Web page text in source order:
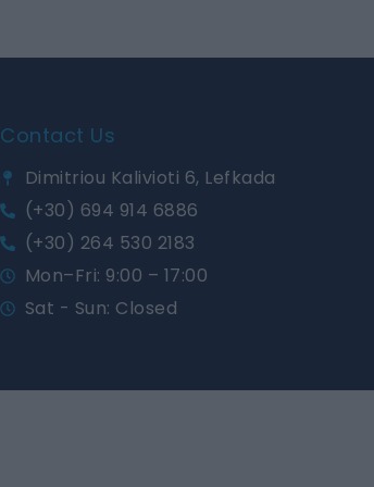
Contact Us
Dimitriou Kalivioti 6, Lefkada
(+30) 694 914 6886
(+30) 264 530 2183
Mon–Fri: 9:00 – 17:00
Sat - Sun: Closed